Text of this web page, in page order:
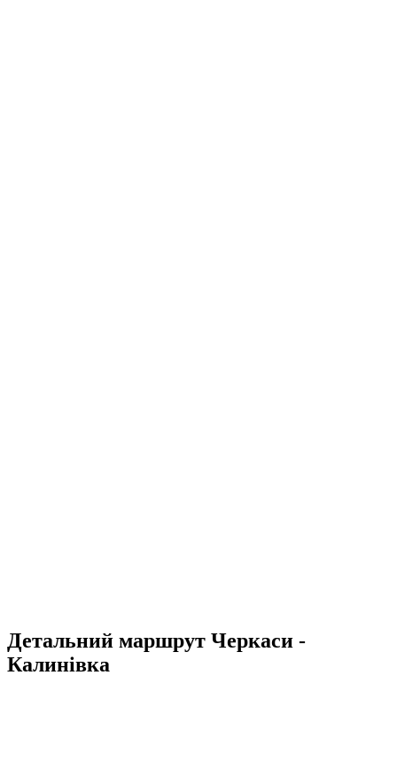
Детальний маршрут Черкаси -
Калинівка